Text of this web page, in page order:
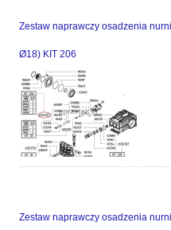
Zestaw naprawczy osadzenia
Ø18) KIT 206
Zestaw naprawczy osadzenia